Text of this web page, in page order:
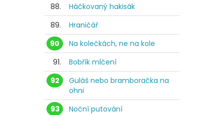
88.
Háčkovaný hakisák
89.
Hraničář
90
Na kolečkách, ne na kole
91.
Bobřík mlčení
92
Guláš nebo bramboračka na
ohni
93
Noční putování